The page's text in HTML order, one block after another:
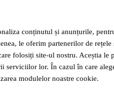
conținutul și anunțurile,
le oferim partenerilor de
folosiți site-ul nostru. Aceștia le
serviciilor lor. În cazul în care
modulelor noastre cookie.